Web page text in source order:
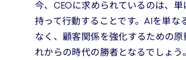
今、CEOに求められているのは、
持って行動することです。AIを単
なく、顧客関係を強化するための
れからの時代の勝者となるでしょ